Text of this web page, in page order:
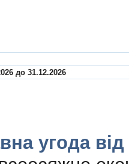
до 31.12.2026